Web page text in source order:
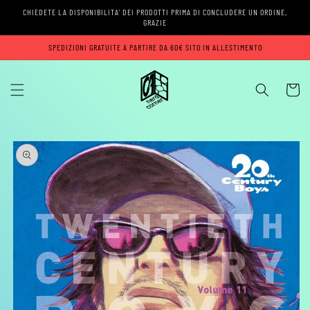
direttamente
CHIEDETE LA DISPONIBILITA' DEI PRODOTTI PRIMA DI CONCLUDERE UN ORDINE,
GRAZIE
SPEDIZIONI GRATUITE A PARTIRE DA 60€ SITO IN ALLESTIMENTO
Carrello
Passa alle
informazioni
sul prodotto